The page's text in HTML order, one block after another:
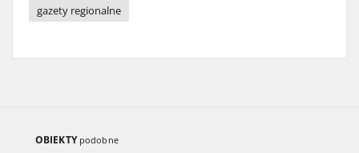
gazety regionalne
OBIEKTY podobne